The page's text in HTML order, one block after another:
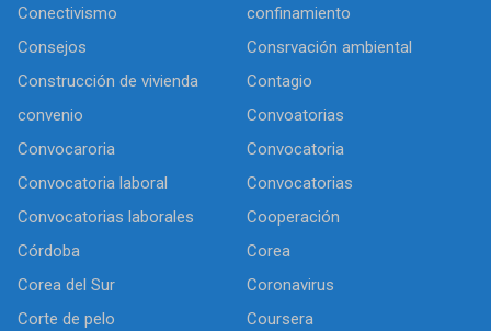
Conectivismo
confinamiento
Consejos
Consrvación ambiental
Construcción de vivienda
Contagio
convenio
Convoatorias
Convocaroria
Convocatoria
Convocatoria laboral
Convocatorias
Convocatorias laborales
Cooperación
Córdoba
Corea
Corea del Sur
Coronavirus
Corte de pelo
Coursera